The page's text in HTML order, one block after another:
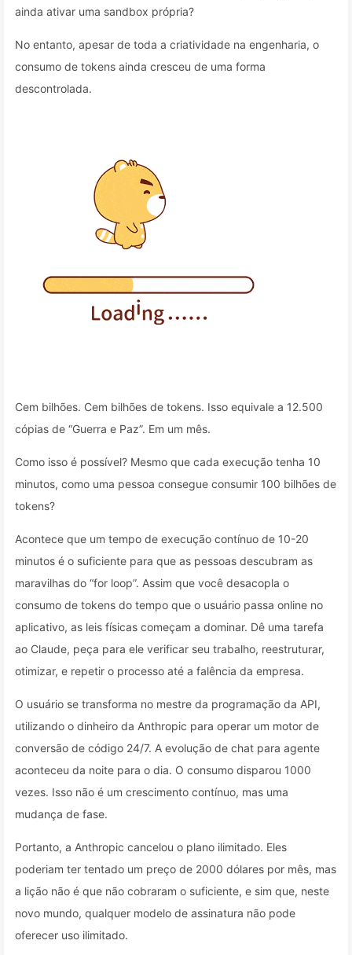
ainda ativar uma sandbox própria?
No entanto, apesar de toda a criatividade na engenharia, o
consumo de tokens ainda cresceu de uma forma
descontrolada.
Cem bilhões. Cem bilhões de tokens. Isso equivale a 12.500
cópias de “Guerra e Paz”. Em um mês.
Como isso é possível? Mesmo que cada execução tenha 10
minutos, como uma pessoa consegue consumir 100 bilhões de
tokens?
Acontece que um tempo de execução contínuo de 10-20
minutos é o suficiente para que as pessoas descubram as
maravilhas do “for loop”. Assim que você desacopla o
consumo de tokens do tempo que o usuário passa online no
aplicativo, as leis físicas começam a dominar. Dê uma tarefa
ao Claude, peça para ele verificar seu trabalho, reestruturar,
otimizar, e repetir o processo até a falência da empresa.
O usuário se transforma no mestre da programação da API,
utilizando o dinheiro da Anthropic para operar um motor de
conversão de código 24/7. A evolução de chat para agente
aconteceu da noite para o dia. O consumo disparou 1000
vezes. Isso não é um crescimento contínuo, mas uma
mudança de fase.
Portanto, a Anthropic cancelou o plano ilimitado. Eles
poderiam ter tentado um preço de 2000 dólares por mês, mas
a lição não é que não cobraram o suficiente, e sim que, neste
novo mundo, qualquer modelo de assinatura não pode
oferecer uso ilimitado.